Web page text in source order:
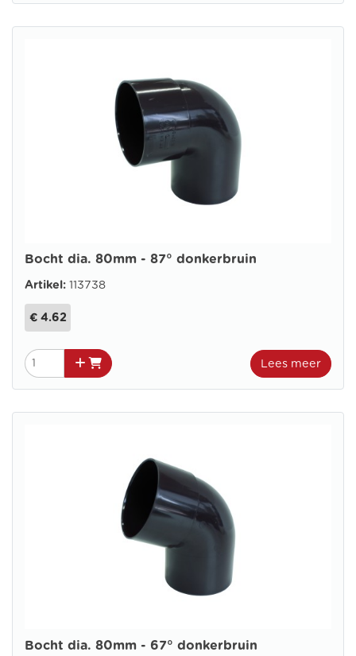
Bocht dia. 80mm - 87° donkerbruin
Artikel: 113738
€ 4.62
Lees meer
Bocht dia. 80mm - 67° donkerbruin